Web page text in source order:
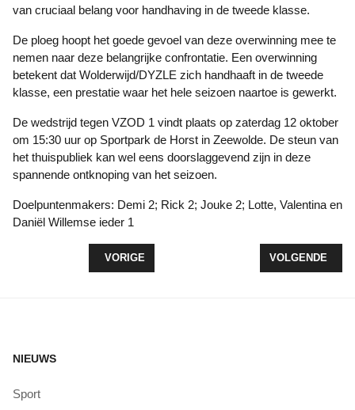
van cruciaal belang voor handhaving in de tweede klasse.
De ploeg hoopt het goede gevoel van deze overwinning mee te
nemen naar deze belangrijke confrontatie. Een overwinning
betekent dat Wolderwijd/DYZLE zich handhaaft in de tweede
klasse, een prestatie waar het hele seizoen naartoe is gewerkt.
De wedstrijd tegen VZOD 1 vindt plaats op zaterdag 12 oktober
om 15:30 uur op Sportpark de Horst in Zeewolde. De steun van
het thuispubliek kan wel eens doorslaggevend zijn in deze
spannende ontknoping van het seizoen.
Doelpuntenmakers: Demi 2; Rick 2; Jouke 2; Lotte, Valentina en
Daniël Willemse ieder 1
VORIG ARTIKEL: SIMAC LADIES TOUR DOET
VORIGE VOLGENDE
VOLGENDE
NIEUWS
Sport